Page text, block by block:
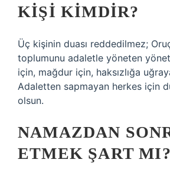
KIŞI KIMDIR?
Üç kişinin duası reddedilmez;
toplumunu adaletle yöneten
için, mağdur için, haksızlığa
Adaletten sapmayan herkes için
olsun.
NAMAZDAN
ETMEK ŞART MI?